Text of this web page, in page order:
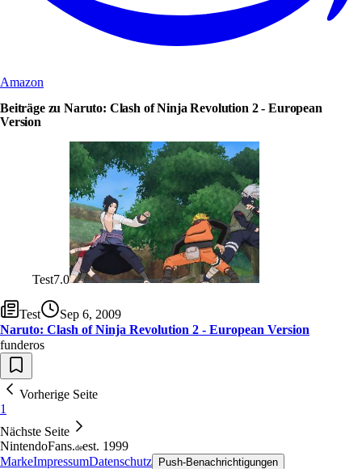
Amazon
Beiträge zu Naruto: Clash of Ninja Revolution 2 - European
Version
Test7.0
Test
Sep 6, 2009
Naruto: Clash of Ninja Revolution 2 - European Version
funderos
Vorherige Seite
1
Nächste Seite
NintendoFans.deest. 1999
MarkeImpressumDatenschutz Push-Benachrichtigungen